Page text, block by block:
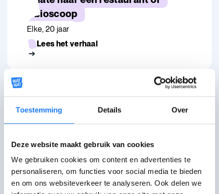
Toestemming Details Over
Deze website maakt gebruik van cookies
We gebruiken cookies om content en advertenties te
personaliseren, om functies voor social media te bieden
en om ons websiteverkeer te analyseren. Ook delen we
bioscoop
Elke, 20 jaar
Lees het verhaal
Je wil iemand vermoorden die
een appel eet
Kim, 22 jaar
Lees het verhaal